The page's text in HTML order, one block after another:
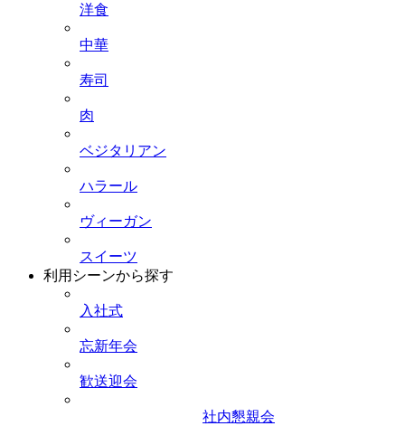
洋食
中華
寿司
肉
ベジタリアン
ハラール
ヴィーガン
スイーツ
利用シーンから探す
入社式
忘新年会
歓送迎会
社内懇親会